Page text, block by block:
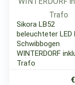
Sikora LB52
beleuchteter LED
Schwibbogen
WINTERDORF
Trafo
€